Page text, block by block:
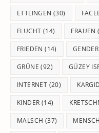
ETTLINGEN (30)
FLUCHT (14) FRAUEN
FRIEDEN (14) GENDER
GRÜNE (92) GÜZEY
INTERNET (20)
KINDER (14)
MALSCH (37)